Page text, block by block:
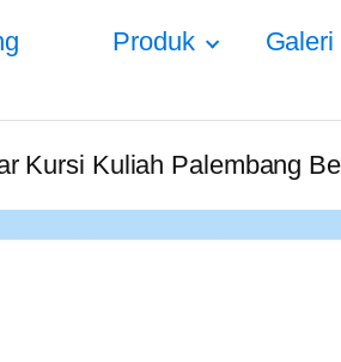
Produk Galeri
Kursi Kuliah Palembang